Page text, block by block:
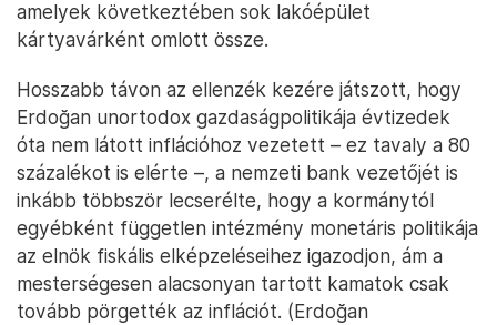
amelyek következtében sok lakóépület
kártyavárként omlott össze.
Hosszabb távon az ellenzék kezére játszott, hogy
Erdoğan unortodox gazdaságpolitikája évtizedek
óta nem látott inflációhoz vezetett – ez tavaly a 80
százalékot is elérte –, a nemzeti bank vezetőjét is
inkább többször lecserélte, hogy a kormánytól
egyébként független intézmény monetáris politikája
az elnök fiskális elképzeléseihez igazodjon, ám a
mesterségesen alacsonyan tartott kamatok csak
tovább pörgették az inflációt. (Erdoğan